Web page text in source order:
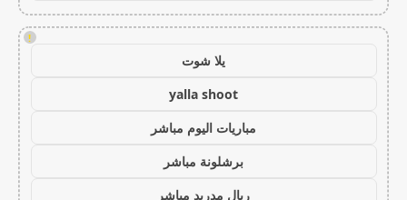
!
يلا شوت
yalla shoot
مباريات اليوم مباشر
برشلونة مباشر
ريال مدريد مباشر